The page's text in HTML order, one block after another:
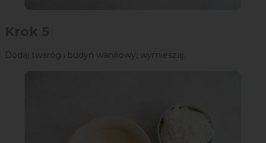
Dodaj twaróg i budyń waniliowy, wymieszaj.